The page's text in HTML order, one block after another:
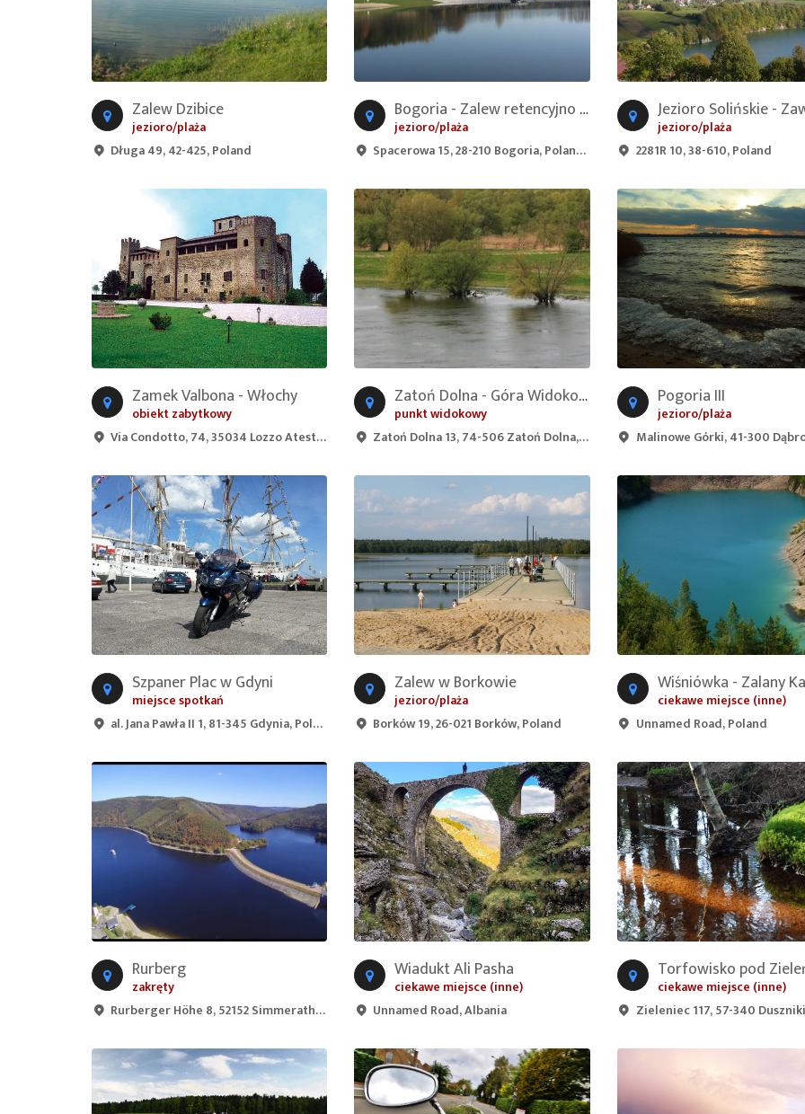
Zalew Dzibice
jezioro/plaża
Długa 49, 42-425, Poland
Bogoria - Zalew retencyjno - wypoczynkowy
jezioro/plaża
Spacerowa 15, 28-210 Bogoria, Poland
Jezioro Solińskie -
jezioro/plaża
2281R 10, 38-610, Poland
Zamek Valbona - Włochy
obiekt zabytkowy
Via Condotto, 74, 35034 Lozzo Atestino PD, Italy
Zatoń Dolna - Góra Widokowa
punkt widokowy
Zatoń Dolna 13, 74-506 Zatoń Dolna, Poland
Pogoria III
jezioro/plaża
Malinowe Górki, 41-300 Dąbrowa
Szpaner Plac w Gdyni
miejsce spotkań
al. Jana Pawła II 1, 81-345 Gdynia, Poland
Zalew w Borkowie
jezioro/plaża
Borków 19, 26-021 Borków, Poland
ciekawe miejsce (inne)
Unnamed Road, Poland
Rurberg
zakręty
Rurberger Höhe 8, 52152 Simmerath, Germany
Wiadukt Ali Pasha
ciekawe miejsce (inne)
Unnamed Road, Albania
ciekawe miejsce (inne)
Zieleniec 117, 57-340 Duszniki-